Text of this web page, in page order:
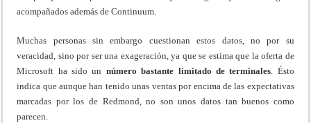
acompañados además de Continuum.
Muchas personas sin embargo cuestionan estos datos, no por su
veracidad, sino por ser una exageración, ya que se estima que la oferta de
Microsoft ha sido un número bastante limitado de terminales. Ésto
indica que aunque han tenido unas ventas por encima de las expectativas
marcadas por los de Redmond, no son unos datos tan buenos como
parecen.